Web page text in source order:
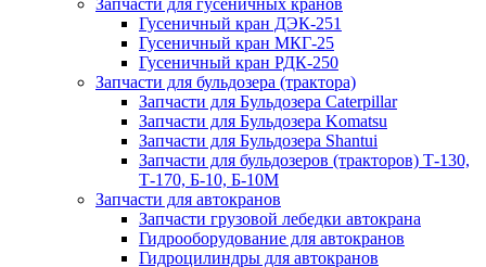
Запчасти для гусеничных кранов
Гусеничный кран ДЭК-251
Гусеничный кран МКГ-25
Гусеничный кран РДК-250
Запчасти для бульдозера (трактора)
Запчасти для Бульдозера Caterpillar
Запчасти для Бульдозера Komatsu
Запчасти для Бульдозера Shantui
Запчасти для бульдозеров (тракторов) Т-130,
Т-170, Б-10, Б-10М
Запчасти для автокранов
Запчасти грузовой лебедки автокрана
Гидрооборудование для автокранов
Гидроцилиндры для автокранов